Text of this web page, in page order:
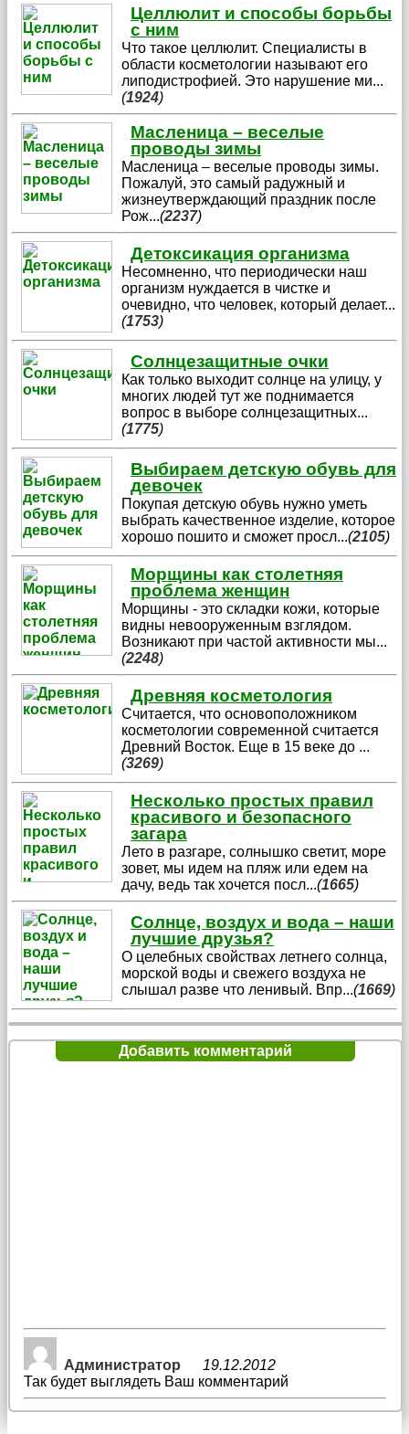
Целлюлит и способы борьбы
с ним
Что такое целлюлит. Специалисты в
области косметологии называют его
липодистрофией. Это нарушение ми...
(1924)
Масленица – веселые
проводы зимы
Масленица – веселые проводы зимы.
Пожалуй, это самый радужный и
жизнеутверждающий праздник после
Рож...(2237)
Детоксикация организма
Несомненно, что периодически наш
организм нуждается в чистке и
очевидно, что человек, который делает...
(1753)
Солнцезащитные очки
Как только выходит солнце на улицу, у
многих людей тут же поднимается
вопрос в выборе солнцезащитных...
(1775)
Выбираем детскую обувь для
девочек
Покупая детскую обувь нужно уметь
выбрать качественное изделие, которое
хорошо пошито и сможет просл...(2105)
Морщины как столетняя
проблема женщин
Морщины - это складки кожи, которые
видны невооруженным взглядом.
Возникают при частой активности мы...
(2248)
Древняя косметология
Считается, что основоположником
косметологии современной считается
Древний Восток. Еще в 15 веке до ...
(3269)
Несколько простых правил
красивого и безопасного
загара
Лето в разгаре, солнышко светит, море
зовет, мы идем на пляж или едем на
дачу, ведь так хочется посл...(1665)
Солнце, воздух и вода – наши
лучшие друзья?
О целебных свойствах летнего солнца,
морской воды и свежего воздуха не
слышал разве что ленивый. Впр...(1669)
Добавить комментарий
Администратор 19.12.2012
Так будет выглядеть Ваш комментарий